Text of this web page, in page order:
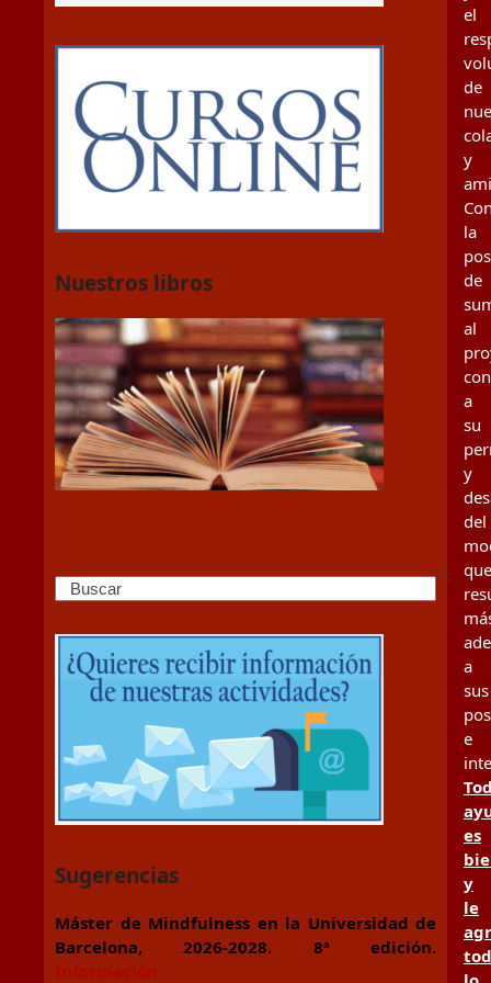
Nuestros libros
Search
Sugerencias
Máster de Mindfulness en la Universidad de
Barcelona, 2026-2028. 8ª edición.
Información.
el
de
y
la
de
al
a
su
y
del
que
a
sus
e
es
y
le